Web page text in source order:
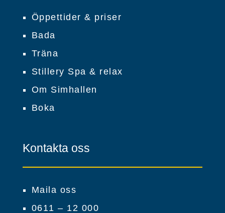
Öppettider & priser
Bada
Träna
Stillery Spa & relax
Om Simhallen
Boka
Kontakta oss
Maila oss
0611 – 12 000